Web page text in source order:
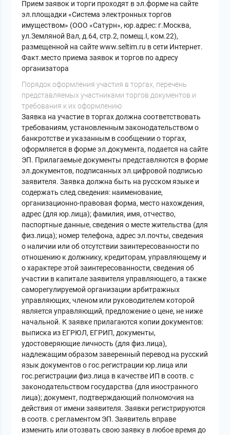
Прием заявок и торги проходят в эл.форме на сайте
эл.площадки «Система электронных торгов
имуществом» (ООО «Сатурн», юр.адрес: г.Москва,
ул.Земляной Вал, д.64, стр.2, помещ.I, ком.22),
размещенной на сайте www.seltim.ru в сети Интернет.
Факт.место приема заявок и торгов по адресу
организатора
Порядок оформления участия в торгах, перечень
представляемых участниками торгов документов и
требования к их оформлению
Заявка на участие в торгах должна соответствовать
требованиям, установленным законодательством о
банкротстве и указанным в сообщении о торгах,
оформляется в форме эл.документа, подается на сайте
ЭП. Прилагаемые документы представляются в форме
эл.документов, подписанных эл.цифровой подписью
заявителя. Заявка должна быть на русском языке и
содержать след.сведения: наименование,
организационно-правовая форма, место нахождения,
адрес (для юр.лица); фамилия, имя, отчество,
паспортные данные, сведения о месте жительства (для
физ.лица); номер телефона, адрес эл.почты, сведения
о наличии или об отсутствии заинтересованности по
отношению к должнику, кредиторам, управляющему и
о характере этой заинтересованности, сведения об
участии в капитале заявителя управляющего, а также
саморегулируемой организации арбитражных
управляющих, членом или руководителем которой
является управляющий, предложение о цене, не ниже
начальной. К заявке прилагаются копии документов:
выписка из ЕГРЮЛ, ЕГРИП, документы,
удостоверяющие личность (для физ.лица),
надлежащим образом заверенный перевод на русский
язык документов о гос.регистрации юр.лица или
гос.регистрации физ.лица в качестве ИП в соотв. с
законодательством государства (для иностранного
лица); документ, подтверждающий полномочия на
действия от имени заявителя. Заявки регистрируются
в соотв. с регламентом ЭП. Заявитель вправе
изменить или отозвать свою заявку в любое время до